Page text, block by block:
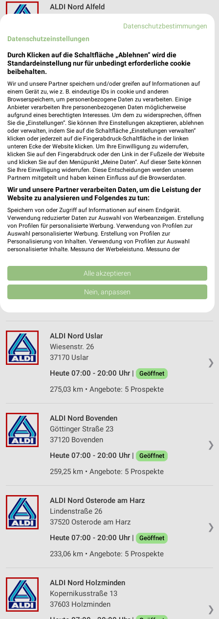
ALDI Nord Alfeld
Heute 07:00 - 20:00 Uhr |
249,24 km • Angebote: 5 Prospekte
ALDI Nord Katlenburg
Albrechtshäuser Weg 1
37191 Katlenburg
Heute 08:00 - 20:00 Uhr | Geöffnet
243,64 km • Angebote: 5 Prospekte
ALDI Nord Bad Grund
Teichhütter Straße 2a
37539 Bad Grund
Heute 07:00 - 20:00 Uhr | Geöffnet
233,73 km • Angebote: 5 Prospekte
❯
ALDI Nord Seesen
Braunschweiger Straße 36
38723 Seesen
Heute 07:00 - 20:00 Uhr |
❯
ALDI Nord Uslar
Wiesenstr. 26
37170 Uslar
Heute 07:00 - 20:00 Uhr |
Geöffnet
275,03 km • Angebote: 5 Prospekte
❯
ALDI Nord Bovenden
Göttinger Straße 23
37120 Bovenden
Heute 07:00 - 20:00 Uhr |
Geöffnet
259,25 km • Angebote: 5 Prospekte
❯
ALDI Nord Osterode am Harz
Lindenstraße 26
37520 Osterode am Harz
Heute 07:00 - 20:00 Uhr |
Geöffnet
233,06 km • Angebote: 5 Prospekte
❯
ALDI Nord Holzminden
Kopernikusstraße 13
37603 Holzminden
Datenschutzbestimmungen
Datenschutzeinstellungen
Durch Klicken auf die Schaltfläche „Ablehnen“ wird die
Standardeinstellung nur für unbedingt erforderliche cookie
beibehalten.
Wir und unsere Partner speichern und/oder greifen auf Informationen auf
einem Gerät zu, wie z. B. eindeutige IDs in cookie und anderen
Browserspeichern, um personenbezogene Daten zu verarbeiten. Einige
Anbieter verarbeiten Ihre personenbezogenen Daten möglicherweise
aufgrund eines berechtigten Interesses. Um dem zu widersprechen, öffnen
Sie die „Einstellungen“. Sie können Ihre Einstellungen akzeptieren, ablehnen
oder verwalten, indem Sie auf die Schaltfläche „Einstellungen verwalten“
klicken oder jederzeit auf die Fingerabdruck-Schaltfläche in der linken
unteren Ecke der Website klicken. Um Ihre Einwilligung zu widerrufen,
klicken Sie auf den Fingerabdruck oder den Link in der Fußzeile der Website
und klicken Sie auf den Menüpunkt „Meine Daten“. Auf dieser Seite können
Sie Ihre Einwilligung widerrufen. Diese Entscheidungen werden unseren
Partnern mitgeteilt und haben keinen Einfluss auf die Browserdaten.
Wir und unsere Partner verarbeiten Daten, um die Leistung der
Website zu analysieren und Folgendes zu tun:
Speichern von oder Zugriff auf Informationen auf einem Endgerät.
Verwendung reduzierter Daten zur Auswahl von Werbeanzeigen. Erstellung
von Profilen für personalisierte Werbung. Verwendung von Profilen zur
Auswahl personalisierter Werbung. Erstellung von Profilen zur
Personalisierung von Inhalten. Verwendung von Profilen zur Auswahl
personalisierter Inhalte. Messung der Werbeleistung. Messung der
Kombinationen von Daten aus verschiedenen Quellen. Entwicklung und
Verbesserung der Angebote. Verwendung reduzierter Daten zur Auswahl
von Inhalten.
Daten können außerhalb der Europäischen Union weitergegeben und in die
Website/App.
Wir nutzen Ihre Daten für folgende Zwecke:
IAB-Verarbeitungszwecke:
Speichern von oder Zugriff auf Informationen
auf einem Endgerät
Verwendung reduzierter Daten zur Auswahl von
Erstellung von Profilen für personalisierte
Werbung
Verwendung von Profilen zur Auswahl
personalisierter Werbung
Verwendung von Profilen zur Auswahl
personalisierter Inhalte
Messung der Werbeleistung
Messung der Performance von Inhalten
Analyse von Zielgruppen durch Statistiken oder
Kombinationen von Daten aus verschiedenen
Quellen
Entwicklung und Verbesserung der Angebote
Alle akzeptieren
Nein, anpassen